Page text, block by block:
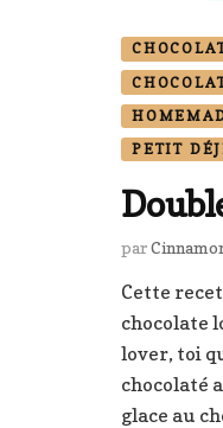
PETIT
par
Cette
chocolate
lover, toi
chocolaté
glace au